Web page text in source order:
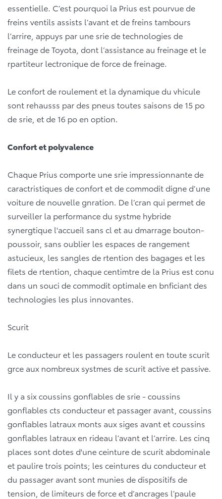
essentielle. C’est pourquoi la Prius est pourvue de
freins ventils assists l’avant et de freins tambours
l’arrire, appuys par une srie de technologies de
freinage de Toyota, dont l’assistance au freinage et le
rpartiteur lectronique de force de freinage.
Le confort de roulement et la dynamique du vhicule
sont rehausss par des pneus toutes saisons de 15 po
de srie, et de 16 po en option.
Confort et polyvalence
Chaque Prius comporte une srie impressionnante de
caractristiques de confort et de commodit digne d’une
voiture de nouvelle gnration. De l’cran qui permet de
surveiller la performance du systme hybride
synergtique l'accueil sans cl et au dmarrage bouton-
poussoir, sans oublier les espaces de rangement
astucieux, les sangles de rtention des bagages et les
filets de rtention, chaque centimtre de la Prius est conu
dans un souci de commodit optimale en bnficiant des
technologies les plus innovantes.
Scurit
Le conducteur et les passagers roulent en toute scurit
grce aux nombreux systmes de scurit active et passive.
Il y a six coussins gonflables de srie - coussins
gonflables cts conducteur et passager avant, coussins
gonflables latraux monts aux siges avant et coussins
gonflables latraux en rideau l’avant et l’arrire. Les cinq
places sont dotes d'une ceinture de scurit abdominale
et paulire trois points; les ceintures du conducteur et
du passager avant sont munies de dispositifs de
tension, de limiteurs de force et d’ancrages l’paule